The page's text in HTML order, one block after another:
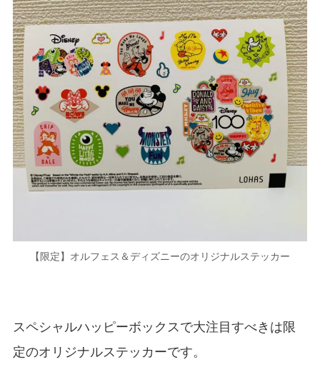
【限定】オルフェス＆ディズニーのオリジナルステッカー
スペシャルハッピーボックスで大注目すべきは限
定のオリジナルステッカーです。